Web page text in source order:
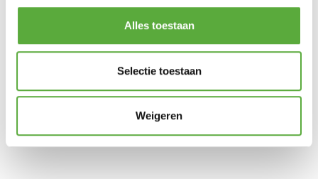
Alles toestaan
Selectie toestaan
Weigeren
Zitkussen universeel
50x50cm – Panama Licht
Zitkussen universeel
50x50cm – Panama Safier